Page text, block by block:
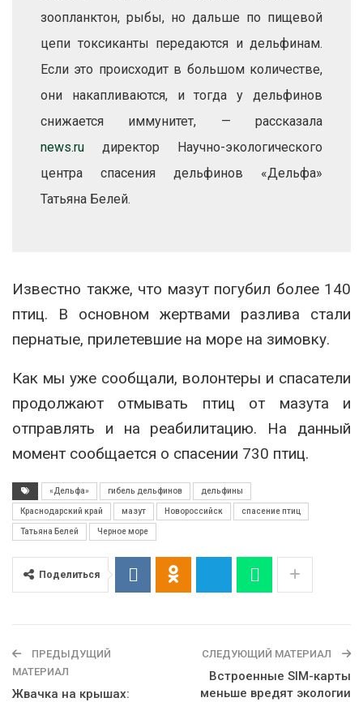
зоопланктон, рыбы, но дальше по пищевой
цепи токсиканты передаются и дельфинам.
Если это происходит в большом количестве,
они накапливаются, и тогда у дельфинов
снижается иммунитет, — рассказала
news.ru директор Научно-экологического
центра спасения дельфинов «Дельфа»
Татьяна Белей.
Известно также, что мазут погубил более 140
птиц. В основном жертвами разлива стали
пернатые, прилетевшие на море на зимовку.
Как мы уже сообщали, волонтеры и спасатели
продолжают отмывать птиц от мазута и
отправлять и на реабилитацию. На данный
момент сообщается о спасении 730 птиц.
«Дельфа» гибель дельфинов дельфины
Краснодарский край мазут Новороссийск спасение птиц
Татьяна Белей Черное море
Поделиться
ПРЕДЫДУЩИЙ
МАТЕРИАЛ
Жвачка на крышах:
СЛЕДУЮЩИЙ МАТЕРИАЛ
Встроенные SIM-карты
меньше вредят экологии